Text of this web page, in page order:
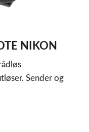
NIKON
Sender og